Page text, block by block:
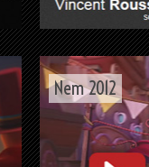
Nem 2012